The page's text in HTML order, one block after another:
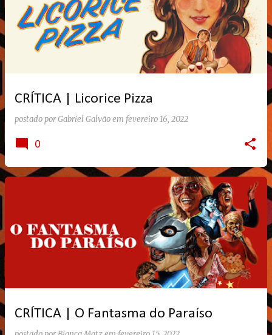
s
t
a
g
n
s
CRÍTICA | Licorice Pizza
postado porGabriel Galvãoem fevereiro 16, 2022
0
CRÍTICA | O Fantasma do Paraíso